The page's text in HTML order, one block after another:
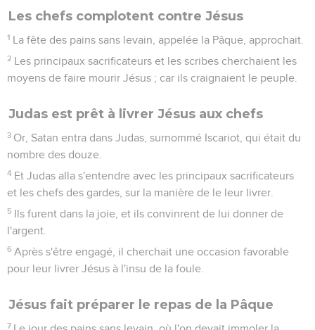
Les chefs complotent contre Jésus
1 La fête des pains sans levain, appelée la Pâque, approchait.
2 Les principaux sacrificateurs et les scribes cherchaient les
moyens de faire mourir Jésus ; car ils craignaient le peuple.
Judas est prêt à livrer Jésus aux chefs
3 Or, Satan entra dans Judas, surnommé Iscariot, qui était du
nombre des douze.
4 Et Judas alla s'entendre avec les principaux sacrificateurs
et les chefs des gardes, sur la manière de le leur livrer.
5 Ils furent dans la joie, et ils convinrent de lui donner de
l'argent.
6 Après s'être engagé, il cherchait une occasion favorable
pour leur livrer Jésus à l'insu de la foule.
Jésus fait préparer le repas de la Pâque
7